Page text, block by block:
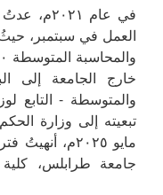
في عام
خارج الجامعة إلى
والمتوسطة - التابع
مايو ٢٠٢٥م،
جامعة طرابلس، كلية